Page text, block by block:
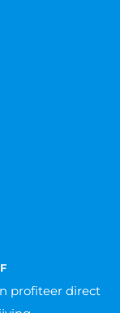
profiteer direct